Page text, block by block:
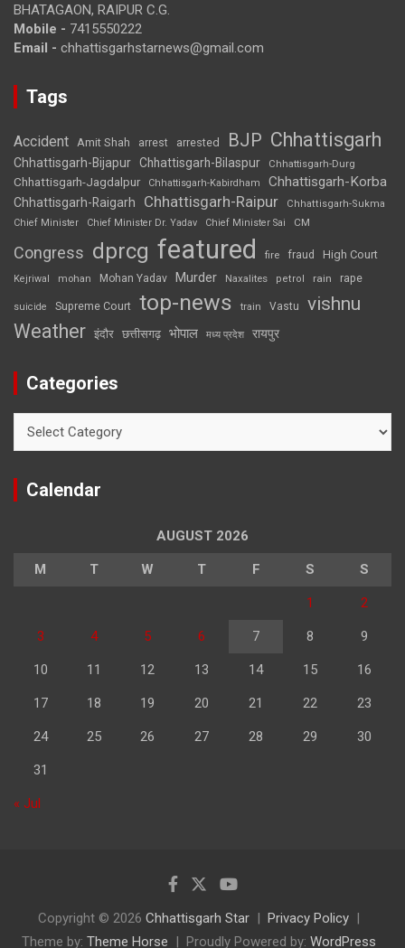
BHATAGAON, RAIPUR C.G.
Mobile - 7415550222
Email - chhattisgarhstarnews@gmail.com
Tags
Accident Amit Shah arrest arrested BJP Chhattisgarh
Chhattisgarh-Bijapur Chhattisgarh-Bilaspur Chhattisgarh-Durg
Chhattisgarh-Jagdalpur Chhattisgarh-Kabirdham Chhattisgarh-Korba
Chhattisgarh-Raigarh Chhattisgarh-Raipur
Chhattisgarh-Sukma
Chief Minister
Chief Minister Dr. Yadav Chief Minister Sai CM
Congress dprcg featured fire fraud High Court
Kejriwal mohan Mohan Yadav Murder Naxalites petrol rain rape
suicide Supreme Court top-news train Vastu vishnu
Weather इंदौर छत्तीसगढ़ भोपाल मध्य प्रदेश रायपुर
Categories
Calendar
AUGUST 2026
M T W T F S S
1 2
3 4 5 6 7 8 9
10 11 12 13 14 15 16
17 18 19 20 21 22 23
24 25 26 27 28 29 30
31
« Jul
Copyright © 2026 Chhattisgarh Star
Privacy Policy
Theme by: Theme Horse Proudly Powered by: WordPress